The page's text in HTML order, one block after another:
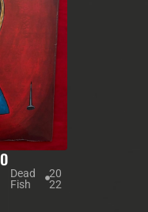
Dead
Fish
20
22